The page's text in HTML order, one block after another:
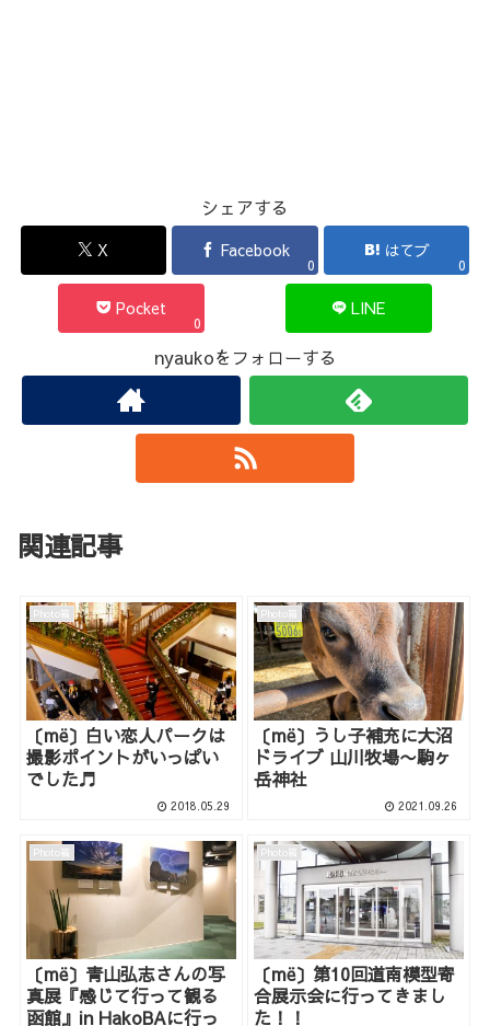
シェアする
X Facebook
0
はてブ
0
Pocket
0
LINE
nyaukoをフォローする
関連記事
Photo箱
〔më〕白い恋人パークは
撮影ポイントがいっぱい
でした♬
2018.05.29
Photo箱
〔më〕うし子補充に大沼
ドライブ 山川牧場〜駒ヶ
岳神社
2021.09.26
Photo箱
〔më〕青山弘志さんの写
真展『感じて行って観る
函館』in HakoBAに行っ
Photo箱
〔më〕第10回道南模型寄
合展示会に行ってきまし
た！！